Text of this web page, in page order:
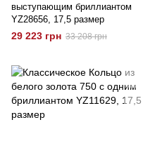
выступающим бриллиантом
YZ28656, 17,5 размер
29 223 грн 33 208 грн